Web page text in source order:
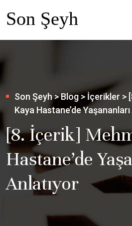
Son Şeyh>Blog > İçerikler >
Kaya Hastane’de
[8. İçerik]
Hastane’de
Anlatıyor